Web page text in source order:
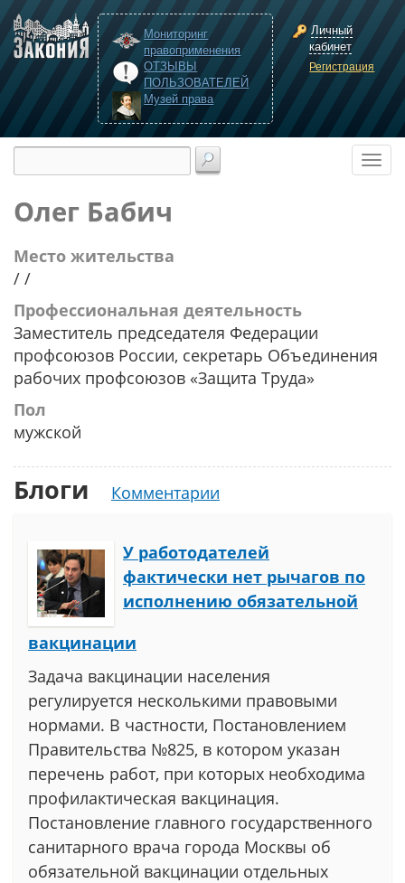
Мониторинг
правоприменения
ОТЗЫВЫ
ПОЛЬЗОВАТЕЛЕЙ
Музей права
Личный
кабинет
Регистрация
Олег Бабич
Место жительства
/ /
Профессиональная деятельность
Заместитель председателя Федерации
профсоюзов России, секретарь Объединения
рабочих профсоюзов «Защита Труда»
Пол
мужской
Блоги Комментарии
У работодателей
фактически нет рычагов по
исполнению обязательной
вакцинации
Задача вакцинации населения
регулируется несколькими правовыми
нормами. В частности, Постановлением
Правительства №825, в котором указан
перечень работ, при которых необходима
профилактическая вакцинация.
Постановление главного государственного
санитарного врача города Москвы об
обязательной вакцинации отдельных